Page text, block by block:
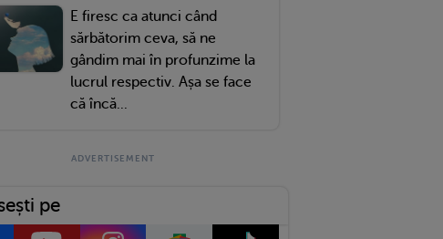
E firesc ca atunci când
sărbătorim ceva, să ne
gândim mai în profunzime la
lucrul respectiv. Așa se face
că încă...
pe